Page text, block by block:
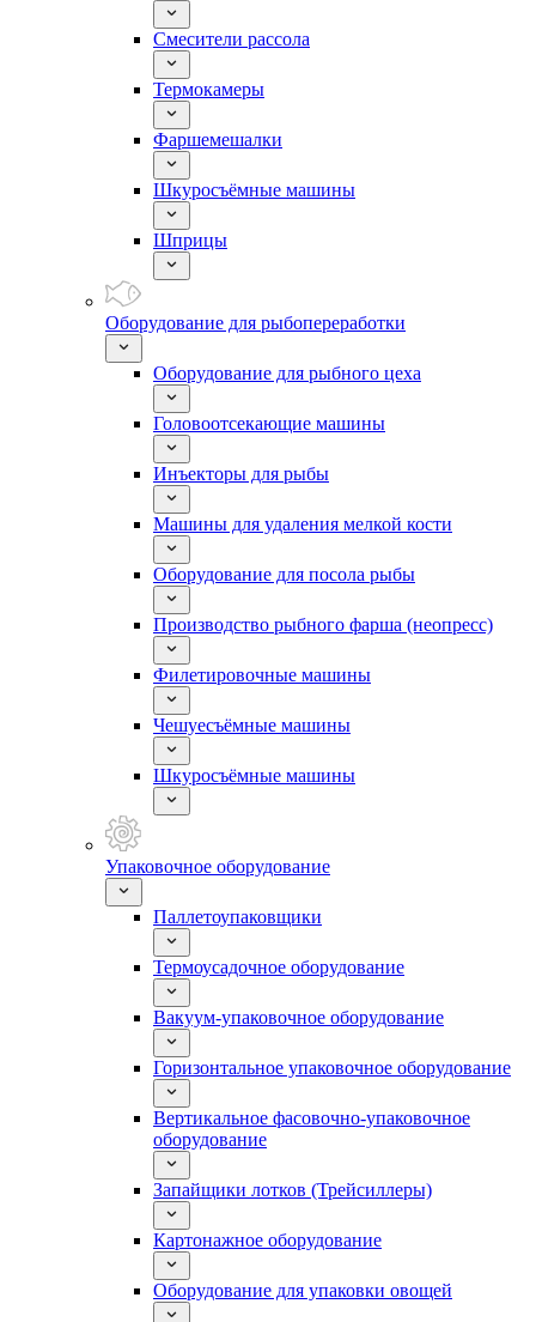
Смесители рассола
Термокамеры
Фаршемешалки
Шкуросъёмные машины
Шприцы
Оборудование для рыбопереработки
Оборудование для рыбного цеха
Головоотсекающие машины
Инъекторы для рыбы
Машины для удаления мелкой кости
Оборудование для посола рыбы
Производство рыбного фарша (неопресс)
Филетировочные машины
Чешуесъёмные машины
Шкуросъёмные машины
Упаковочное оборудование
Паллетоупаковщики
Термоусадочное оборудование
Вакуум-упаковочное оборудование
Горизонтальное упаковочное оборудование
Вертикальное фасовочно-упаковочное
оборудование
Запайщики лотков (Трейсиллеры)
Картонажное оборудование
Оборудование для упаковки овощей